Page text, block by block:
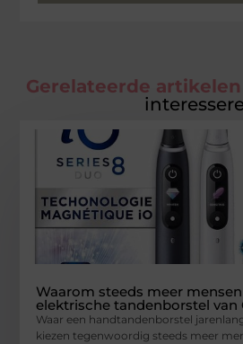
Gerelateerde artikelen
Waarom steeds meer
elektrische tandenborstel van
Waar een handtandenborstel
kiezen tegenwoordig steeds meer